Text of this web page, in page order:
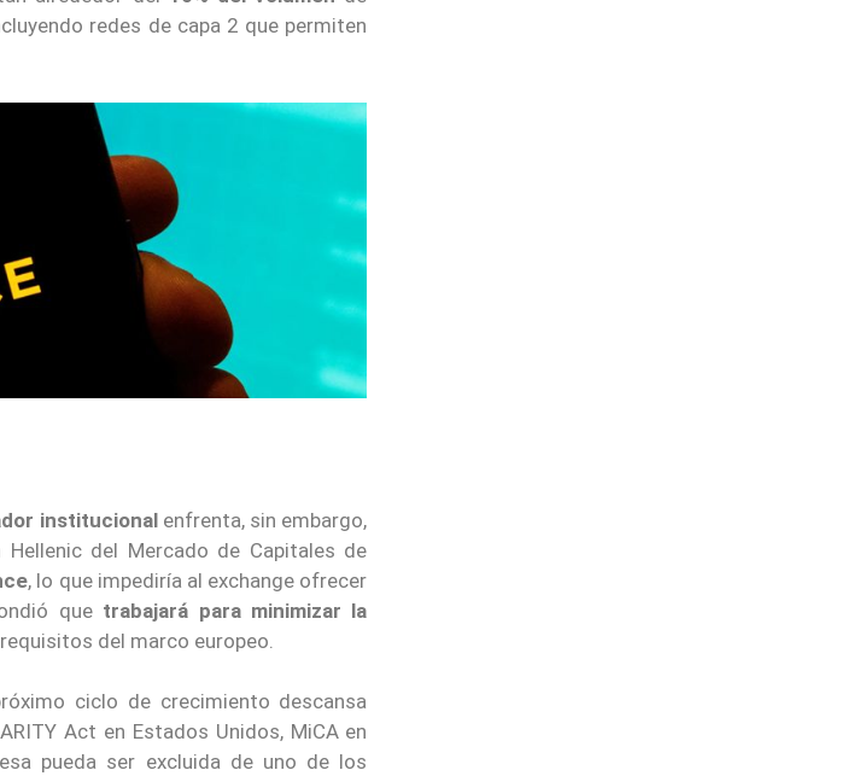
redes de capa 2 que permiten
institucionalenfrenta, sin embargo,
del Mercado de Capitales de
, lo que impediría al exchange ofrecer
que trabajará para minimizar la
del marco europeo.
ciclo de crecimiento descansa
Act en Estados Unidos, MiCA en
pueda ser excluida de uno de los